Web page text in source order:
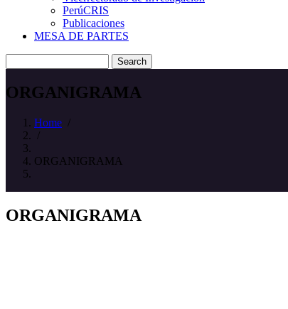
PerúCRIS
Publicaciones
MESA DE PARTES
ORGANIGRAMA
Home /
/
ORGANIGRAMA
ORGANIGRAMA